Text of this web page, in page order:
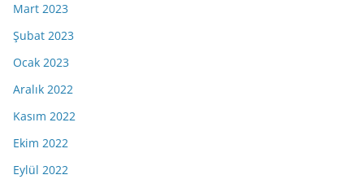
Mart 2023
Şubat 2023
Ocak 2023
Aralık 2022
Kasım 2022
Ekim 2022
Eylül 2022